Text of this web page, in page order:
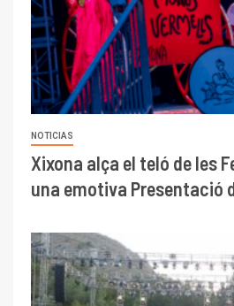
NOTICIAS
Xixona alça el teló de les
una emotiva Presentació